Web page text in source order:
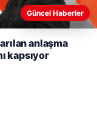
Güncel Haberler
anlaşma
kapsıyor